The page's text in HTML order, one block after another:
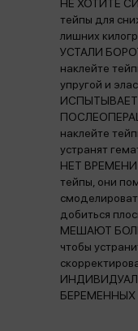
НЕ ХОТИТЕ
тейпы для
лишних
УСТАЛИ
наклейте
упругой и
наклейте
устранят
НЕТ
тейпы, они
добиться
МЕШАЮТ
чтобы
БЕРЕМЕННЫХ